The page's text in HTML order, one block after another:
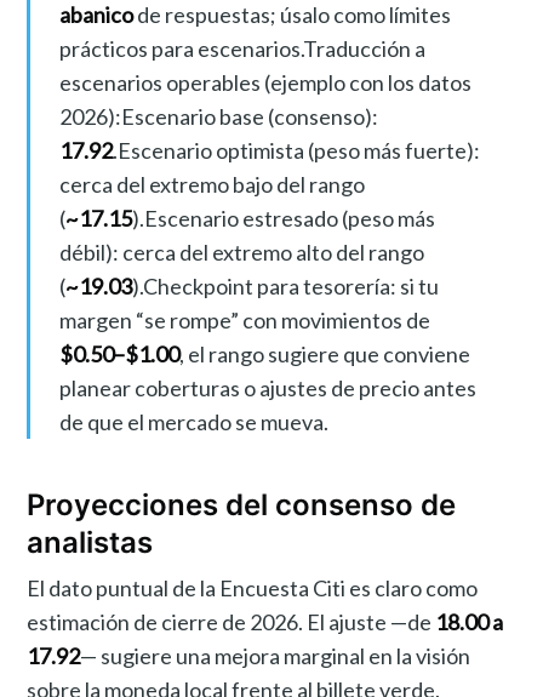
abanicode respuestas; úsalo como límites
prácticos para escenarios.Traducción a
escenarios operables (ejemplo con los datos
2026):Escenario base (consenso):
17.92.Escenario optimista (peso más fuerte):
cerca del extremo bajo del rango
(~17.15).Escenario estresado (peso más
débil): cerca del extremo alto del rango
(~19.03).Checkpoint para tesorería: si tu
margen “se rompe” con movimientos de
$0.50–$1.00, el rango sugiere que conviene
planear coberturas o ajustes de precio antes
de que el mercado se mueva.
Proyecciones del consenso de
analistas
El dato puntual de la Encuesta Citi es claro como
estimación de cierre de 2026. El ajuste —de 18.00 a
17.92— sugiere una mejora marginal en la visión
sobre la moneda local frente al billete verde.